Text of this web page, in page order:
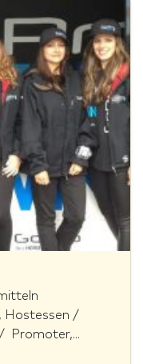
Hostessen /
Promoter,...